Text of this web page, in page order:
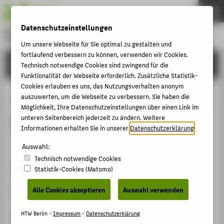
Hochschule für Technik und Wirtschaft Berlin
University of Applied Sciences
Menu
FORSCHUNG
The role of austenitizing routines of
pipe steels during CCS
Veranstaltungsbeitrag › Vortrag › 2015
Veranstaltung
TMS 2015 144th Annual Meeting & Exhibition
Orlando, Florida, 15.03.2015 - 19.03.2015
Ergänzende Angaben
THEMEN
HOCHSCHULE
CAMPUS
STUDIUM
LEHRE
KARRIERE
INTERNATIONAL
INFORMATIONEN FÜR
Datenschutzeinstellungen
Um unsere Webseite für Sie optimal zu gestalten und
fortlaufend verbessern zu können, verwenden wir Cookies.
Technisch notwendige Cookies sind zwingend für die
Funktionalität der Webseite erforderlich. Zusätzliche Statistik-
Cookies erlauben es uns, das Nutzungsverhalten anonym
auszuwerten, um die Webseite zu verbessern. Sie haben die
Möglichkeit, Ihre Datenschutzeinstellungen über einen Link im
unteren Seitenbereich jederzeit zu ändern. Weitere
Informationen erhalten Sie in unsererDatenschutzerklärung
Auswahl:
Technisch notwendige Cookies
Statistik-Cookies (Matomo)
Alle Cookies akzeptieren Auswahl verwenden
HTW Berlin -Impressum- Datenschutzerklärung